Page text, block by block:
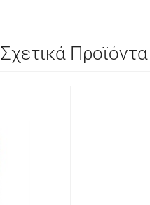
Σχετικά Προϊόντα